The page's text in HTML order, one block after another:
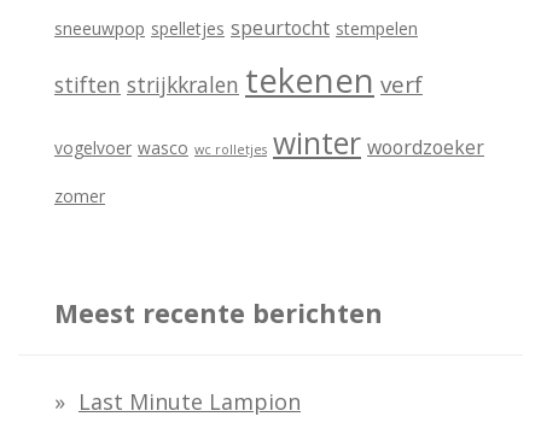
sneeuwpop spelletjes speurtocht stempelen
stiften strijkkralen tekenen verf
vogelvoer wasco wc rolletjes winter woordzoeker
zomer
Meest recente berichten
Last Minute Lampion